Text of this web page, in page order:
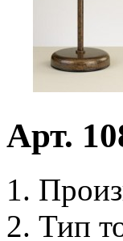
Арт.
Тип